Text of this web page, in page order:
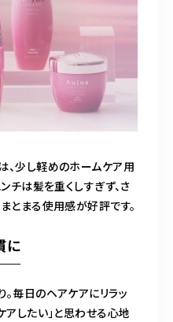
、少し軽めのホームケア用
チは髪を重くしすぎず、さ
とまる使用感が好評です。
に
毎日のヘアケアにリラッ
アしたい」と思わせる心地